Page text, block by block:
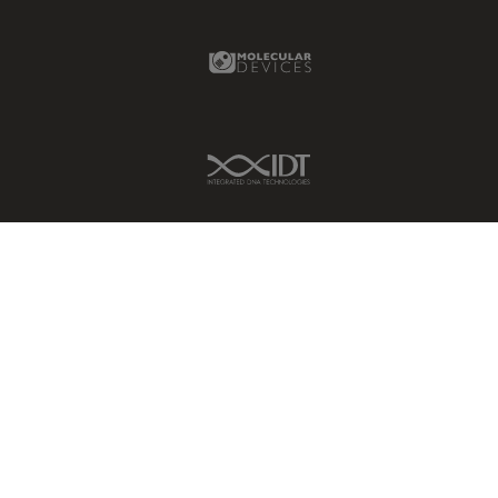
Molecular Devices Link
IDT Link